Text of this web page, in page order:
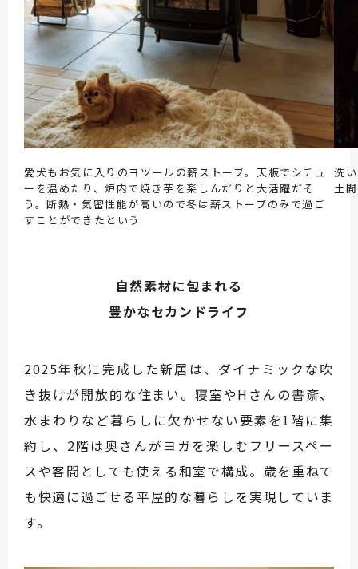
愛犬もお気に入りのヨツールの薪ストーブ。天板でシチュ
ーを温めたり、炉内で焼き芋を楽しんだりと大活躍だそ
う。断熱・気密性能が高いので冬は薪ストーブのみで過ご
すことができたという
洗
土
自然素材に包まれる
豊かなセカンドライフ
2025年秋に完成した新居は、ダイナミックな吹
き抜けが開放的な住まい。寝室やHさんの書斎、
水まわりなど暮らしに欠かせない要素を1階に集
約し、2階は奥さんがヨガを楽しむフリースペー
スや客間としても使える和室で構成。歳を重ねて
も快適に過ごせる平屋的な暮らしを実現していま
す。